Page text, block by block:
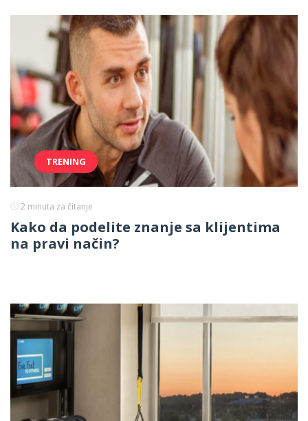
TRENING
2 minuta za čitanje
Kako da podelite znanje sa klijentima
na pravi način?